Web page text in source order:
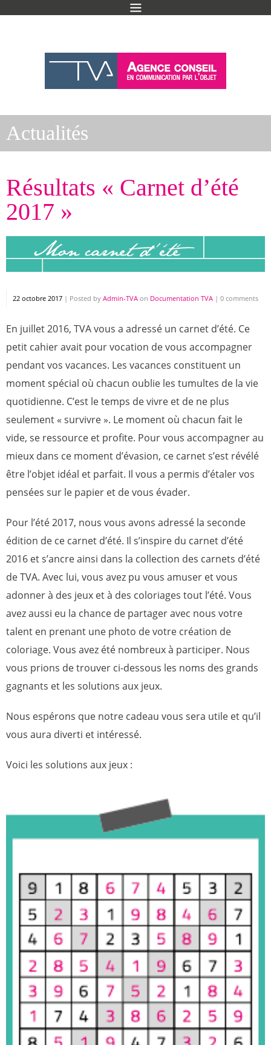
Actualités
Résultats « Carnet d’été
2017 »
22 octobre 2017 | Posted by Admin-TVA on Documentation TVA | 0 comments
En juillet 2016, TVA vous a adressé un carnet d’été. Ce
petit cahier avait pour vocation de vous accompagner
pendant vos vacances. Les vacances constituent un
moment spécial où chacun oublie les tumultes de la vie
quotidienne. C’est le temps de vivre et de ne plus
seulement « survivre ». Le moment où chacun fait le
vide, se ressource et profite. Pour vous accompagner au
mieux dans ce moment d’évasion, ce carnet s’est révélé
être l’objet idéal et parfait. Il vous a permis d’étaler vos
pensées sur le papier et de vous évader.
Pour l’été 2017, nous vous avons adressé la seconde
édition de ce carnet d’été. Il s’inspire du carnet d’été
2016 et s’ancre ainsi dans la collection des carnets d’été
de TVA. Avec lui, vous avez pu vous amuser et vous
adonner à des jeux et à des coloriages tout l’été. Vous
avez aussi eu la chance de partager avec nous votre
talent en prenant une photo de votre création de
coloriage. Vous avez été nombreux à participer. Nous
vous prions de trouver ci-dessous les noms des grands
gagnants et les solutions aux jeux.
Nous espérons que notre cadeau vous sera utile et qu’il
vous aura diverti et intéressé.
Voici les solutions aux jeux :